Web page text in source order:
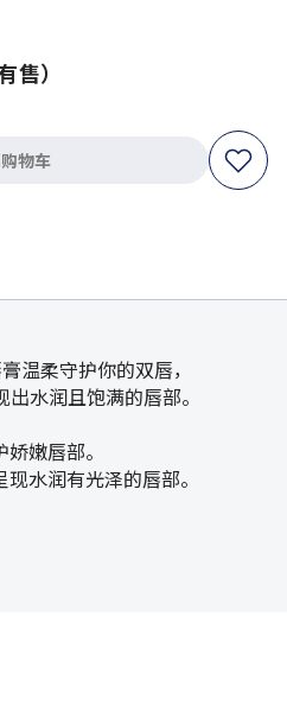
售）
物车
温柔守护你的双唇，
水润且饱满的唇部。
嫩唇部。
水润有光泽的唇部。